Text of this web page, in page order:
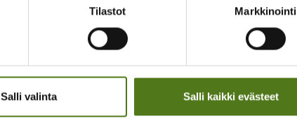
Tilastot Markkinointi
Salli valinta Salli kaikki evästeet
Muita järjestäjän tapahtumia